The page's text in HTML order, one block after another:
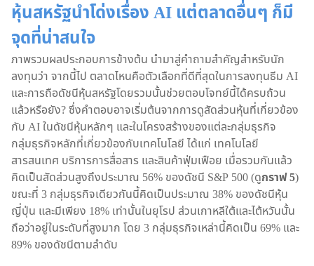
หุ้นสหรัฐนำโด่งเรื่อง AI แต่ตลาดอื่นๆ ก็มี
จุดที่น่าสนใจ
ภาพรวมผลประกอบการข้างต้น นำมาสู่คำถามสำคัญสำหรับนัก
ลงทุนว่า จากนี้ไป ตลาดไหนคือตัวเลือกที่ดีที่สุดในการลงทุนธีม AI
และการถือดัชนีหุ้นสหรัฐโดยรวมนั้นช่วยตอบโจทย์นี้ได้ครบถ้วน
แล้วหรือยัง? ซึ่งคำตอบอาจเริ่มต้นจากการดูสัดส่วนหุ้นที่เกี่ยวข้อง
กับ AI ในดัชนีหุ้นหลักๆ และในโครงสร้างของแต่ละกลุ่มธุรกิจ
กลุ่มธุรกิจหลักที่เกี่ยวข้องกับเทคโนโลยี ได้แก่ เทคโนโลยี
สารสนเทศ บริการการสื่อสาร และสินค้าฟุ่มเฟือย เมื่อรวมกันแล้ว
คิดเป็นสัดส่วนสูงถึงประมาณ 56% ของดัชนี S&P 500 (ดูกราฟ 5)
ขณะที่ 3 กลุ่มธุรกิจเดียวกันนี้คิดเป็นประมาณ 38% ของดัชนีหุ้น
ญี่ปุ่น และมีเพียง 18% เท่านั้นในยุโรป ส่วนเกาหลีใต้และไต้หวันนั้น
ถือว่าอยู่ในระดับที่สูงมาก โดย 3 กลุ่มธุรกิจเหล่านี้คิดเป็น 69% และ
89% ของดัชนีตามลำดับ